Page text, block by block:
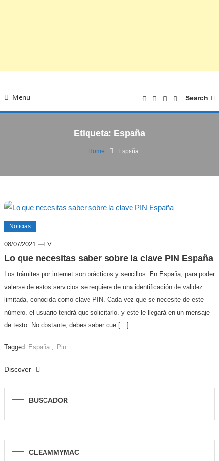
Menu Search
Etiqueta: España
Home España
Noticias
08/07/2021 FV
Lo que necesitas saber sobre la clave PIN España
Los trámites por internet son prácticos y sencillos. En España, para poder
valerse de estos servicios se requiere de una identificación de validez
limitada, conocida como clave PIN. Cada vez que se necesite de este
número, el usuario tendrá que solicitarlo, y este le llegará en un mensaje
de texto. No obstante, debes saber que […]
Tagged España , Pin
Discover
BUSCADOR
CLEAMMYMAC